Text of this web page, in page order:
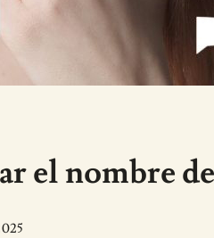
el nombre